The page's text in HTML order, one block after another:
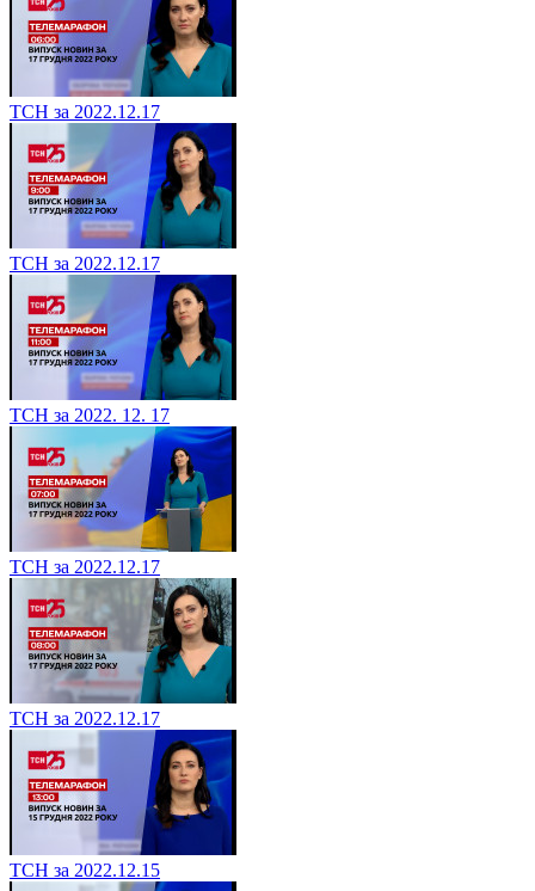
ТСН за 2022.12.17
ТСН за 2022.12.17
ТСН за 2022. 12. 17
ТСН за 2022.12.17
ТСН за 2022.12.17
ТСН за 2022.12.15